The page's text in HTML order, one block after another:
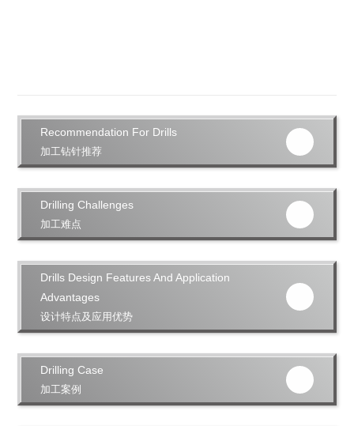
Recommendation For Drills
加工钻针推荐
Drilling Challenges
加工难点
Drills Design Features And Application
Advantages
设计特点及应用优势
Drilling Case
加工案例